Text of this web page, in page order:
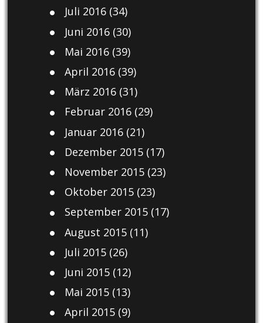
Juli 2016(34)
Juni 2016(30)
Mai 2016(39)
April 2016(39)
März 2016(31)
Februar 2016(29)
Januar 2016(21)
Dezember 2015(17)
November 2015(23)
Oktober 2015(23)
September 2015(17)
August 2015(11)
Juli 2015(26)
Juni 2015(12)
Mai 2015(13)
April 2015(9)